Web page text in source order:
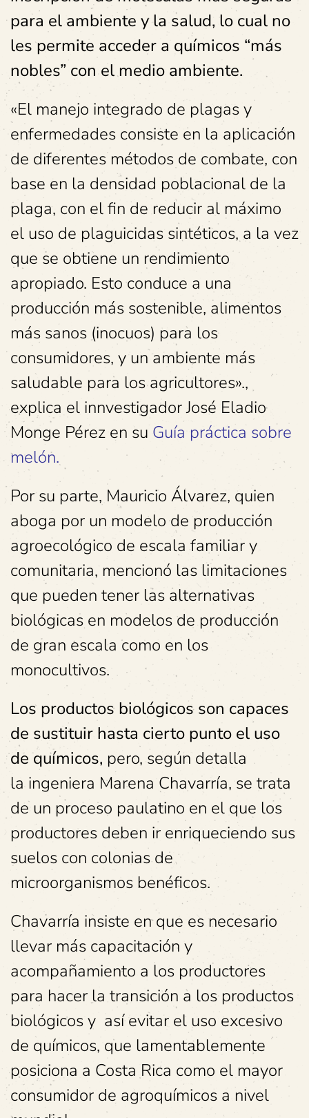
para el ambiente y la salud, lo cual no
les permite acceder a químicos “más
nobles” con el medio ambiente.
«El manejo integrado de plagas y
enfermedades consiste en la aplicación
de diferentes métodos de combate, con
base en la densidad poblacional de la
plaga, con el fin de reducir al máximo
el uso de plaguicidas sintéticos, a la vez
que se obtiene un rendimiento
apropiado. Esto conduce a una
producción más sostenible, alimentos
más sanos (inocuos) para los
consumidores, y un ambiente más
saludable para los agricultores».,
explica el innvestigador José Eladio
Monge Pérez en su Guía práctica sobre
melón.
Por su parte, Mauricio Álvarez, quien
aboga por un modelo de producción
agroecológico de escala familiar y
comunitaria, mencionó las limitaciones
que pueden tener las alternativas
biológicas en modelos de producción
de gran escala como en los
monocultivos.
Los productos biológicos son capaces
de sustituir hasta cierto punto el uso
de químicos, pero, según detalla
la ingeniera Marena Chavarría, se trata
de un proceso paulatino en el que los
productores deben ir enriqueciendo sus
suelos con colonias de
microorganismos benéficos.
Chavarría insiste en que es necesario
llevar más capacitación y
acompañamiento a los productores
para hacer la transición a los productos
biológicos y así evitar el uso excesivo
de químicos, que lamentablemente
posiciona a Costa Rica como el mayor
consumidor de agroquímicos a nivel